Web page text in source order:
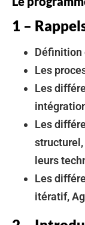
1 –
Définition
Les
Les
Les
leurs
Les
itératif,